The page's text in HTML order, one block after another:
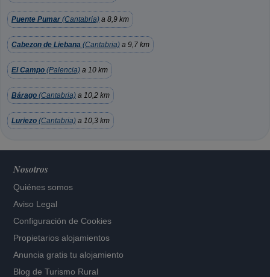
Puente Pumar (Cantabria) a 8,9 km
Cabezon de Liebana (Cantabria) a 9,7 km
El Campo (Palencia) a 10 km
Bárago (Cantabria) a 10,2 km
Luriezo (Cantabria) a 10,3 km
Nosotros
Quiénes somos
Aviso Legal
Configuración de Cookies
Propietarios alojamientos
Anuncia gratis tu alojamiento
Blog de Turismo Rural